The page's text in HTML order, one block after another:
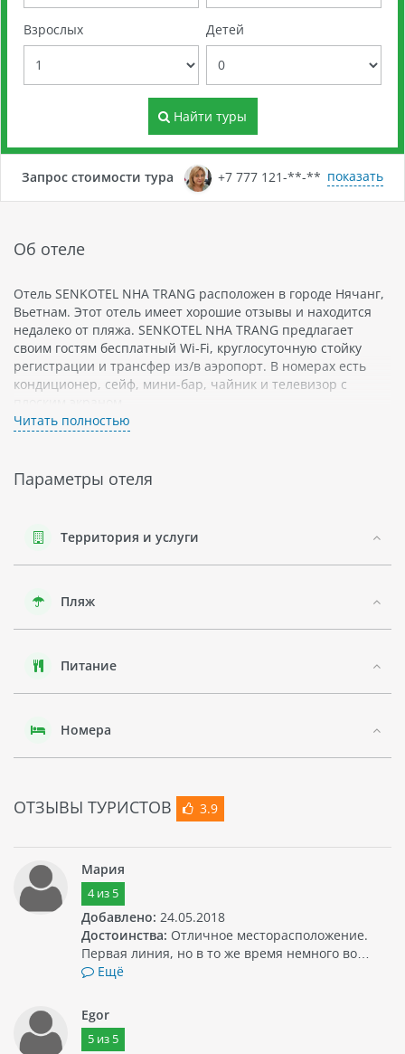
Взрослых Детей
Найти туры
Запрос стоимости тура +7 777 121-**-** показать
Об отеле
Отель SENKOTEL NHA TRANG расположен в городе Нячанг,
Вьетнам. Этот отель имеет хорошие отзывы и находится
недалеко от пляжа. SENKOTEL NHA TRANG предлагает
своим гостям бесплатный Wi-Fi, круглосуточную стойку
регистрации и трансфер из/в аэропорт. В номерах есть
кондиционер, сейф, мини-бар, чайник и телевизор с
Рядом с отелем находится много интересных мест для
Vinpearl Land и зоопарк Vinpearl Safari. Гости могут также
насладиться красивыми пляжами и различными видами
Город Нячанг славится своей красивой природой - здесь
Будде.
Читать полностью
Параметры отеля
Территория и услуги
Пляж
Питание
Номера
ОТЗЫВЫ ТУРИСТОВ 3.9
Мария
4из 5
Добавлено: 24.05.2018
Достоинства: Отличное месторасположение.
Первая линия, но в то же время немного во…
Ещё
Egor
5из 5